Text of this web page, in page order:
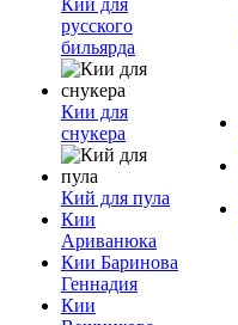
Кий для
русского
бильярда
Кии для
снукера
Кий для пула
Кии
Ариванюка
Кии Баринова
Геннадия
Кии